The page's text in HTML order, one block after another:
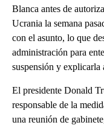
Blanca antes de
Ucrania la semana
con el asunto, lo que
administración para
suspensión y
El presidente Donald
responsable de la
una reunión de